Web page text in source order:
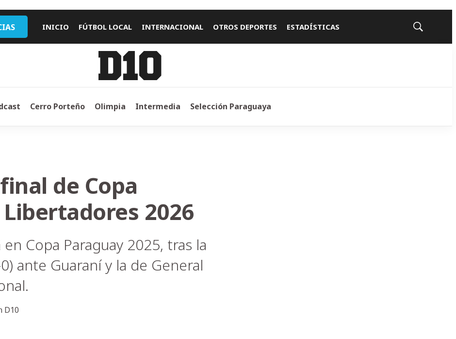
INICIO FÚTBOL LOCAL INTERNACIONAL OTROS DEPORTES ESTADÍSTICAS
Mostrar
Cerro Porteño Olimpia Intermedia Selección Paraguaya
de Copa
2026
Copa Paraguay 2025, tras la
ante Guaraní y la de General
D10